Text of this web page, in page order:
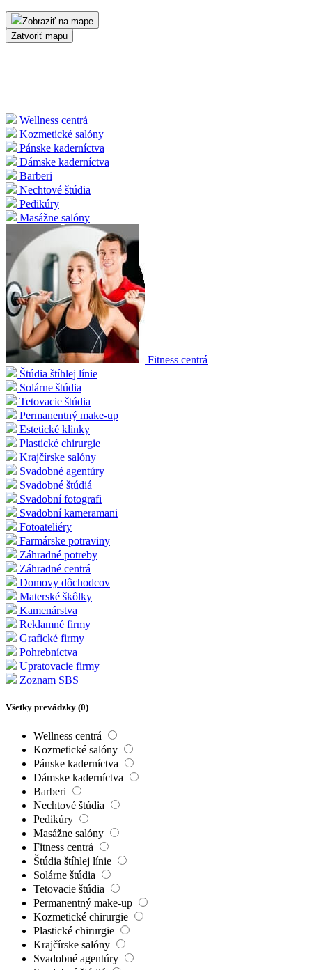
Zobraziť na mape
Zatvoriť mapu
Wellness centrá
Kozmetické salóny
Pánske kaderníctva
Dámske kaderníctva
Barberi
Nechtové štúdia
Pedikúry
Masážne salóny
Fitness centrá
Štúdia štíhlej línie
Solárne štúdia
Tetovacie štúdia
Permanentný make-up
Estetické klinky
Plastické chirurgie
Krajčírske salóny
Svadobné agentúry
Svadobné štúdiá
Svadobní fotografi
Svadobní kameramani
Fotoateliéry
Farmárske potraviny
Záhradné potreby
Záhradné centrá
Domovy dôchodcov
Materské škôlky
Kamenárstva
Reklamné firmy
Grafické firmy
Pohrebníctva
Upratovacie firmy
Zoznam SBS
Všetky prevádzky (0)
Wellness centrá
Kozmetické salóny
Pánske kaderníctva
Dámske kaderníctva
Barberi
Nechtové štúdia
Pedikúry
Masážne salóny
Fitness centrá
Štúdia štíhlej línie
Solárne štúdia
Tetovacie štúdia
Permanentný make-up
Kozmetické chirurgie
Plastické chirurgie
Krajčírske salóny
Svadobné agentúry